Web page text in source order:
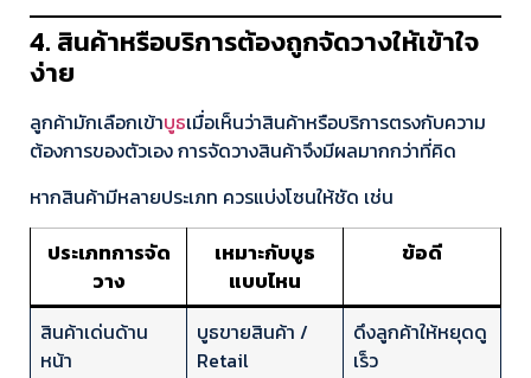
4. สินค้าหรือบริการต้องถูกจัดวางให้เข้าใจ
ง่าย
ลูกค้ามักเลือกเข้าบูธเมื่อเห็นว่าสินค้าหรือบริการตรงกับความ
ต้องการของตัวเอง การจัดวางสินค้าจึงมีผลมากกว่าที่คิด
หากสินค้ามีหลายประเภท ควรแบ่งโซนให้ชัด เช่น
ประเภทการจัด
วาง
เหมาะกับบูธ
แบบไหน
ข้อดี
สินค้าเด่นด้าน
หน้า
บูธขายสินค้า /
Retail
ดึงลูกค้าให้หยุดดู
เร็ว